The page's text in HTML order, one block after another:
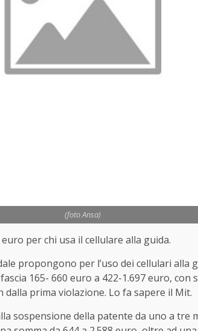
(foto Ansa)
per chi usa il cellulare alla guida.
propongono per l’uso dei cellulari alla
165- 660 euro a 422-1.697 euro,
prima violazione. Lo fa sapere il Mit.
sospensione della patente da uno a tre